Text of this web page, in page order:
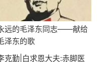
远的毛泽东同志——献给
泽东的歌
克勤|白求恩大夫:赤脚医